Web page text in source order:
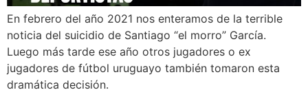
En febrero del año 2021 nos enteramos de la terrible
noticia del suicidio de Santiago “el morro” García.
Luego más tarde ese año otros jugadores o ex
jugadores de fútbol uruguayo también tomaron esta
dramática decisión.